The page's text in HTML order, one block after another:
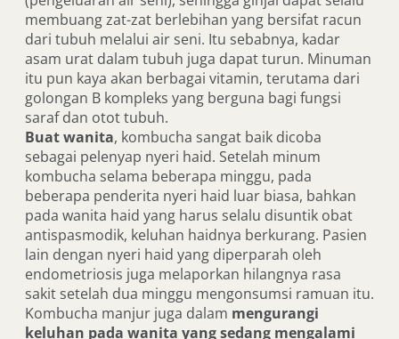
membuang zat-zat berlebihan yang bersifat racun
dari tubuh melalui air seni. Itu sebabnya, kadar
asam urat dalam tubuh juga dapat turun. Minuman
itu pun kaya akan berbagai vitamin, terutama dari
golongan B kompleks yang berguna bagi fungsi
saraf dan otot tubuh.
Buat wanita, kombucha sangat baik dicoba
sebagai pelenyap nyeri haid. Setelah minum
kombucha selama beberapa minggu, pada
beberapa penderita nyeri haid luar biasa, bahkan
pada wanita haid yang harus selalu disuntik obat
antispasmodik, keluhan haidnya berkurang. Pasien
lain dengan nyeri haid yang diperparah oleh
endometriosis juga melaporkan hilangnya rasa
sakit setelah dua minggu mengonsumsi ramuan itu.
Kombucha manjur juga dalam mengurangi
keluhan pada wanita yang sedang mengalami